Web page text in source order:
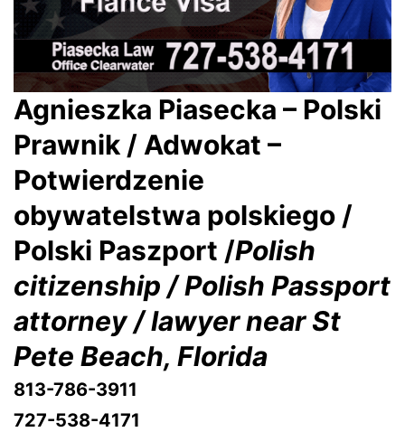
Agnieszka Piasecka – Polski
Prawnik / Adwokat –
Potwierdzenie
obywatelstwa polskiego /
Polski Paszport /Polish
citizenship / Polish Passport
attorney / lawyer near St
Pete Beach, Florida
813-786-3911
727-538-4171